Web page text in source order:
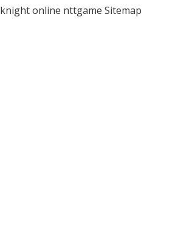
knight online nttgame Sitemap